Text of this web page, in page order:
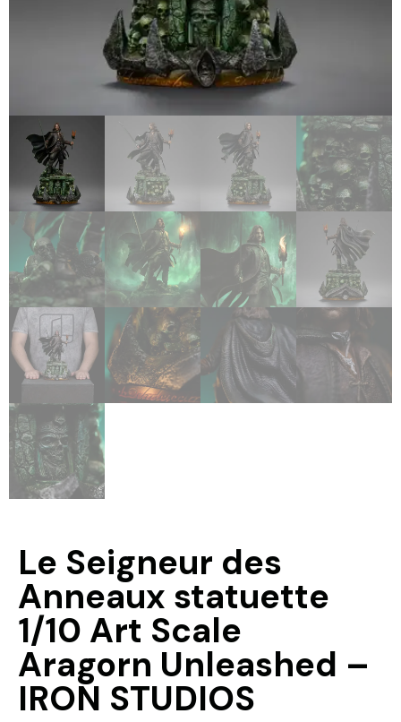
Le Seigneur des
Anneaux statuette
1/10 Art Scale
Aragorn Unleashed –
IRON STUDIOS